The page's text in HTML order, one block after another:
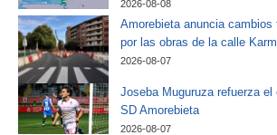
2026-08-08
Amorebieta anuncia
por las obras de la calle
2026-08-07
Joseba Muguruza refuerza el
SD Amorebieta
2026-08-07